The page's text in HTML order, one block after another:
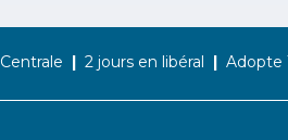
2 jours en libéral Adopte